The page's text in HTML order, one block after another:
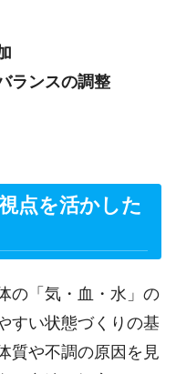
ランスの調整
点を活かした
の「気・血・水」の
すい状態づくりの基
質や不調の原因を見